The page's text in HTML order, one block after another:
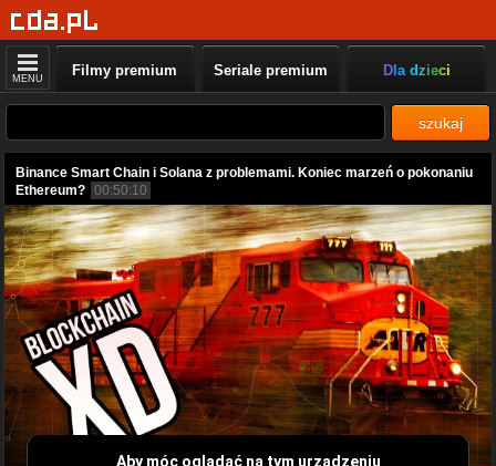
MENU Filmy premium Seriale premium Dla dzieci
szukaj
Binance Smart Chain i Solana z problemami. Koniec marzeń o pokonaniu
Ethereum? 00:50:10
Aby móc oglądać na tym urządzeniu